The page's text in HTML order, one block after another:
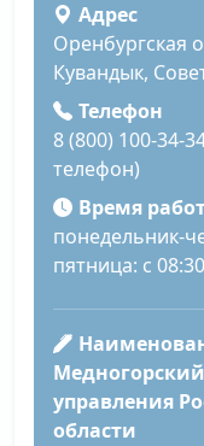
Адрес
Оренбургская
Кувандык,
Телефон
8 (800) 100-34-
телефон)
Время
понедельник-
пятница: с
управления
области